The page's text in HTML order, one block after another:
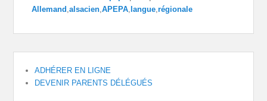
Allemand ,alsacien ,APEPA langue ,régionale
ADHÉRER EN LIGNE
DEVENIR PARENTS DÉLÉGUÉS